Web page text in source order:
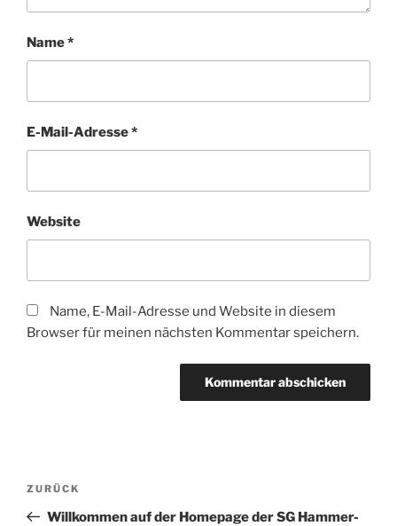
Name*
E-Mail-Adresse*
Website
Name, E-Mail-Adresse und Website in diesem
Browser für meinen nächsten Kommentar speichern.
Beitragsnavigation
Vorheriger
Beitrag
ZURÜCK
Willkommen auf der Homepage der SG Hammer-